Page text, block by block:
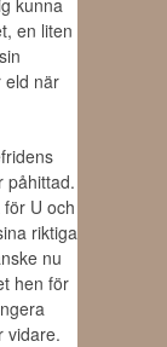
kunna
en liten
eld när
påhittad.
U och
riktiga
nu
hen för
vidare.